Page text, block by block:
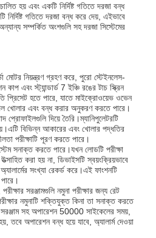
হয় এবং একটি নির্দিষ্ট গতিতে দরজা বন্ধ
গতিতে দরজা বন্ধ করে দেয়, এইভাবে
সম্পর্কিত অংশগুলি সহ দরজা সিস্টেমের
মোটর নিয়ন্ত্রণ গ্রহণ করে, পুরো স্টেইনলেস-
কাপ এবং স্ট্যান্ডার্ড 7 ইঞ্চি রঙের টাচ স্ক্রিন
প্রিসেট হতে পারে, যাতে মাইক্রোওয়েভ ওভেন
খোলার এবং বন্ধ করার অনুকরণ করতে পারে।
প্রোফাইলগুলি দিয়ে তৈরি।ম্যানিপুলেটরটি
বিভিন্ন আকারের এবং খোলার পদ্ধতির
পরীক্ষাটি পূরণ করতে পারে।
সনাক্ত করতে পারে।যখন লোডটি পরীক্ষা
করা হয় না, ডিভাইসটি স্বয়ংক্রিয়ভাবে
সংখ্যা রেকর্ড করে।এই ফাংশনটি
সরঞ্জামগুলি নমুনা পরীক্ষার জন্য রেট
নমুনাটি শক্তিযুক্ত কিনা তা সনাক্ত করতে
সরঞ্জাম সহ অপারেশন 50000 সাইকেলের সময়,
তবে অপারেশন বন্ধ হয়ে যাবে, অ্যালার্ম দেওয়া